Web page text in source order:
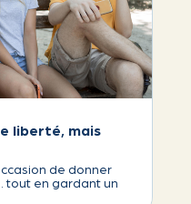
liberté, mais
de donner
tout en gardant un